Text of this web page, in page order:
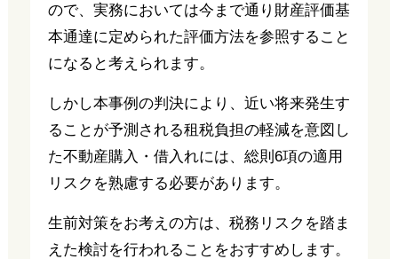
ので、実務においては今まで通り財産評価基
本通達に定められた評価方法を参照すること
になると考えられます。
しかし本事例の判決により、近い将来発生す
ることが予測される租税負担の軽減を意図し
た不動産購入・借入れには、総則6項の適用
リスクを熟慮する必要があります。
生前対策をお考えの方は、税務リスクを踏ま
えた検討を行われることをおすすめします。